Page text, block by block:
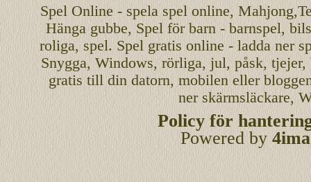
Spel Online- spela spel online, Mahjong
Hänga gubbe, Spel för barn - barnspel,
roliga,spel. Spel gratis online - ladda ner
Snygga, Windows, rörliga, jul, påsk, tjejer,
gratistill din datorn, mobilen eller
ner skärmsläckare,
Policy för
Powered by